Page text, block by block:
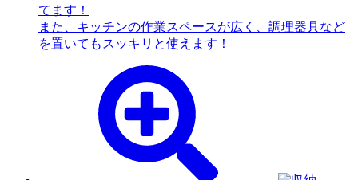
てます！
また、キッチンの作業スペースが広く、調理器具など
を置いてもスッキリと使えます！